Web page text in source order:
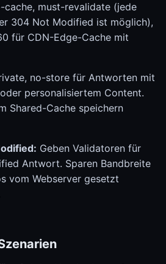
cache, must-revalidate (jede
304 Not Modified ist möglich),
für CDN-Edge-Cache mit
no-store für Antworten mit
personalisiertem Content.
Shared-Cache speichern
Geben Validatoren für
Antwort. Sparen Bandbreite
vom Webserver gesetzt